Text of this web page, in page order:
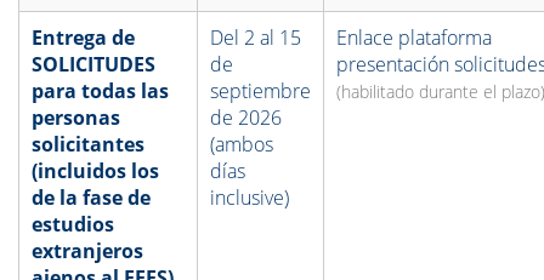
Entrega de
SOLICITUDES
para todas las
personas
solicitantes
(incluidos los
de la fase de
estudios
extranjeros
Del 2 al 15
de
septiembre
de 2026
(ambos
días
inclusive)
Enlace plataforma
presentación
(habilitado durante el plazo)